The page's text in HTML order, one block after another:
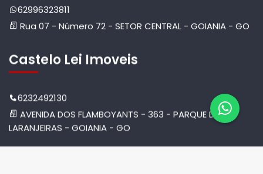
62996323811
Rua 07 - Número 72 - SETOR CENTRAL - GOIANIA - GO
Castelo Lei Imoveis
6232492130
AVENIDA DOS FLAMBOYANTS - 363 - PARQUE DAS
LARANJEIRAS - GOIANIA - GO